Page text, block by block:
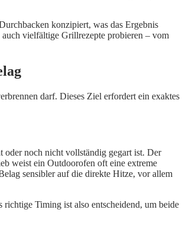
konzipiert, was das Ergebnis
vielfältige Grillrezepte probieren – vom
darf. Dieses Ziel erfordert ein exaktes
oder noch nicht vollständig gegart ist. Der
weist ein Outdoorofen oft eine extreme
sensibler auf die direkte Hitze, vor allem
Timing ist also entscheidend, um beide